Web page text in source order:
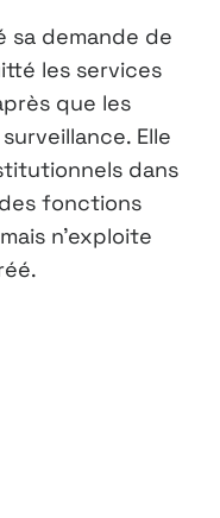
sa demande de
les services
que les
Elle
dans
fonctions
n’exploite